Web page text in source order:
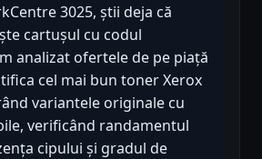
3025, știi deja că
cartușul cu codul
analizat ofertele de pe piață
cel mai bun toner Xerox
variantele originale cu
verificând randamentul
cipului și gradul de